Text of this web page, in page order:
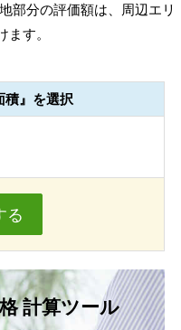
部分の評価額は、周辺エリ
す。
積』を選択
る
計算ツール